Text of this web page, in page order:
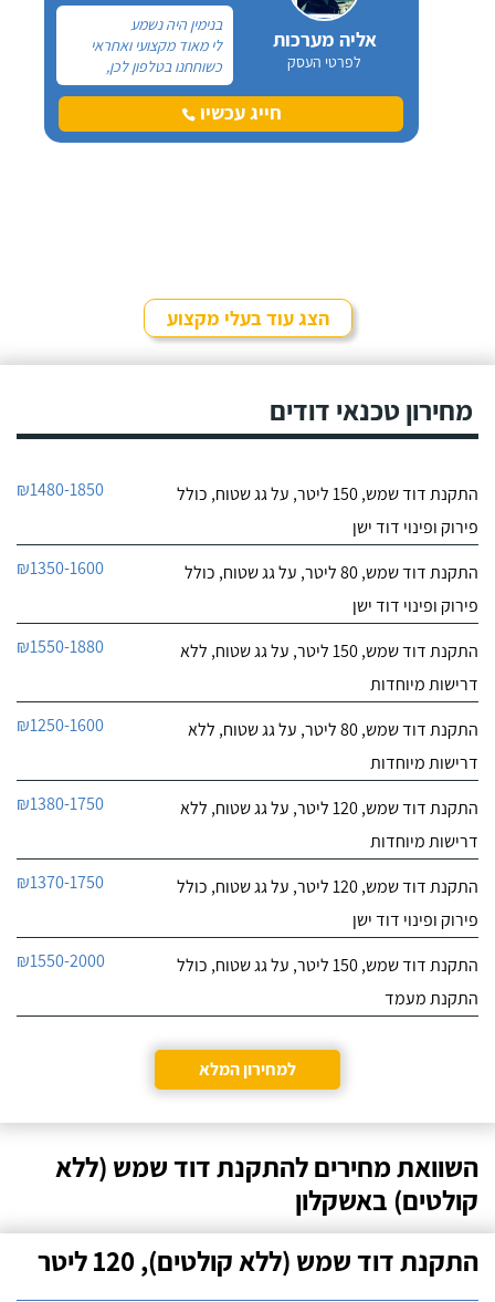
אליה מערכות
לפרטי העסק
בנימין היה נשמע
לי מאוד מקצועי ואחראי
כשוחחנו בטלפון לכן,
הזמנתי אותו להחלפת דוד
שמש וקולטים בבניין בו אני
גרה והוא אכן נתן שירות
חייג עכשיו
הצג עוד בעלי מקצוע
מחירון טכנאי דודים
התקנת דוד שמש, 150 ליטר, על גג שטוח, כולל
פירוק ופינוי דוד ישן
₪1480-1850
התקנת דוד שמש, 80 ליטר, על גג שטוח, כולל
פירוק ופינוי דוד ישן
₪1350-1600
התקנת דוד שמש, 150 ליטר, על גג שטוח, ללא
דרישות מיוחדות
₪1550-1880
התקנת דוד שמש, 80 ליטר, על גג שטוח, ללא
דרישות מיוחדות
₪1250-1600
התקנת דוד שמש, 120 ליטר, על גג שטוח, ללא
דרישות מיוחדות
₪1380-1750
התקנת דוד שמש, 120 ליטר, על גג שטוח, כולל
פירוק ופינוי דוד ישן
₪1370-1750
התקנת דוד שמש, 150 ליטר, על גג שטוח, כולל
התקנת מעמד
₪1550-2000
למחירון המלא
השוואת מחירים להתקנת דוד שמש (ללא
קולטים) באשקלון
התקנת דוד שמש (ללא קולטים), 120 ליטר